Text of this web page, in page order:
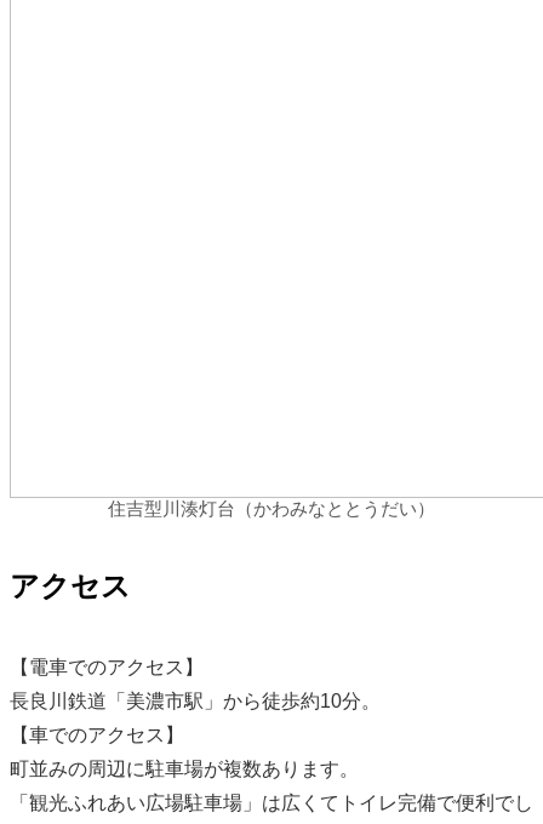
住吉型川湊灯台（かわみなととうだい）
アクセス
【電車でのアクセス】
長良川鉄道「美濃市駅」から徒歩約10分。
【車でのアクセス】
町並みの周辺に駐車場が複数あります。
「観光ふれあい広場駐車場」は広くてトイレ完備で便利でし